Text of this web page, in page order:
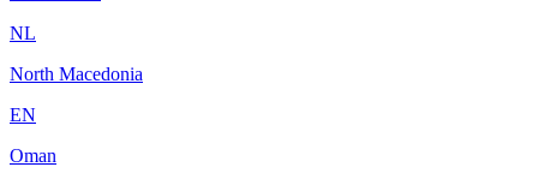
NL
North Macedonia
EN
Oman